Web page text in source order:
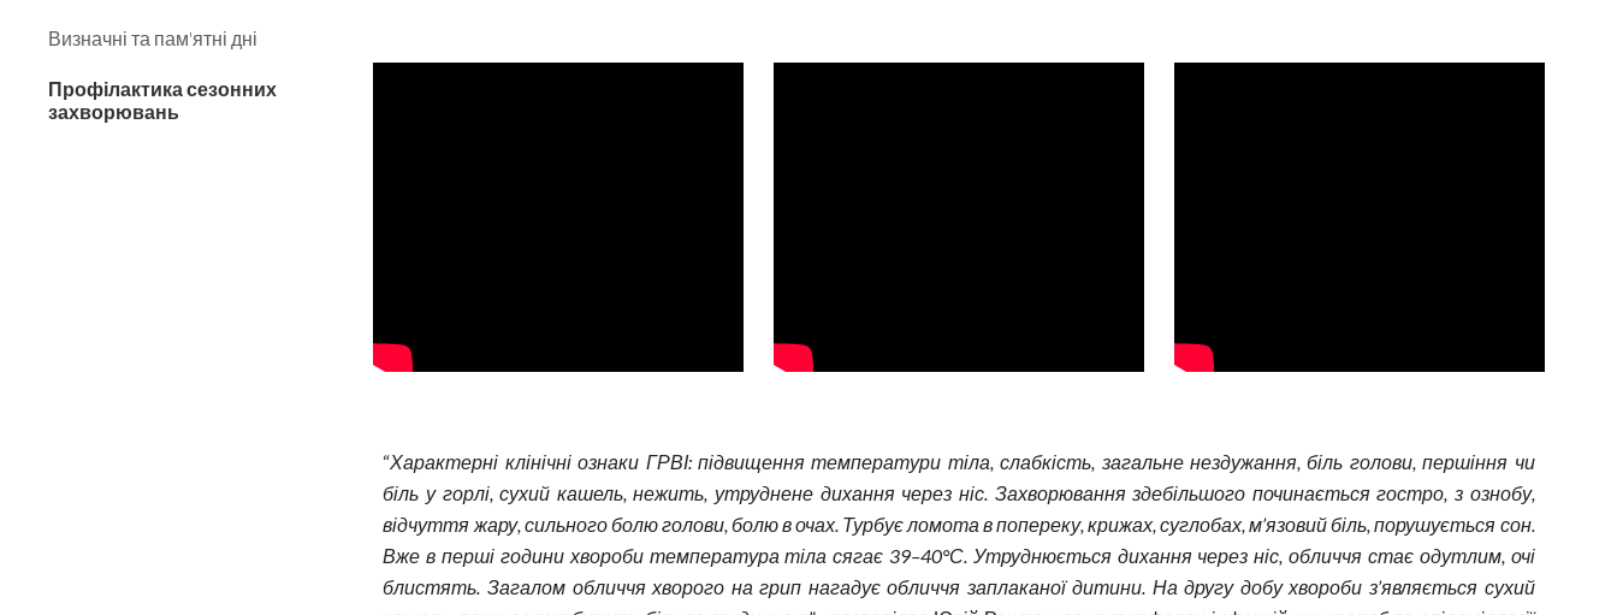
Визначні та пам'ятні дні
Профілактика сезонних
захворювань
“Характерні клінічні ознаки ГРВІ: підвищення температури тіла, слабкість, загальне нездужання, біль голови, першіння чи
біль у горлі, сухий кашель, нежить, утруднене дихання через ніс. Захворювання здебільшого починається гостро, з ознобу,
відчуття жару, сильного болю голови, болю в очах. Турбує ломота в попереку, крижах, суглобах, м’язовий біль, порушується сон.
Вже в перші години хвороби температура тіла сягає 39–40°С. Утруднюється дихання через ніс, обличчя стає одутлим, очі
блистять. Загалом обличчя хворого на грип нагадує обличчя заплаканої дитини. На другу добу хвороби з’являється сухий